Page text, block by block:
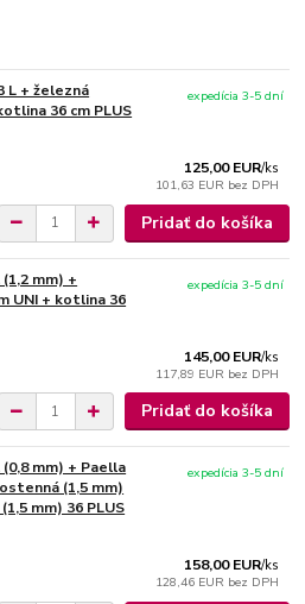
L + železná
36 cm PLUS
125,00 EUR/ks
101,63 EUR bez DPH
expedícia 3-5 dní
Pridať do košíka
mm) +
UNI + kotlina 36
145,00 EUR/ks
117,89 EUR bez DPH
expedícia 3-5 dní
Pridať do košíka
mm) + Paella
(1,5 mm)
mm) 36 PLUS
158,00 EUR/ks
128,46 EUR bez DPH
expedícia 3-5 dní